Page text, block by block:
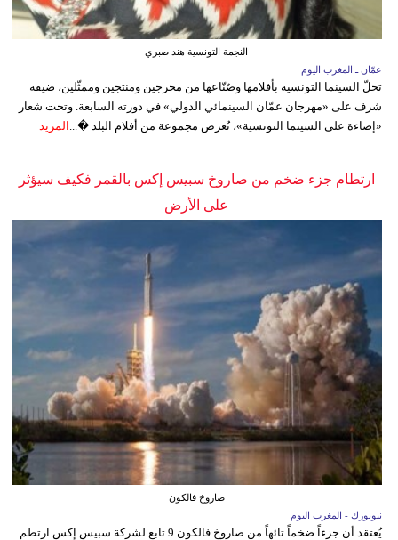
النجمة التونسية هند صبري
عمّان ـ المغرب اليوم
تحلّ السينما التونسية بأفلامها وصُنّاعها من مخرجين ومنتجين وممثّلين، ضيفة
شرف على «مهرجان عمّان السينمائي الدولي» في دورته السابعة. وتحت شعار
«إضاءة على السينما التونسية»، تُعرض مجموعة من أفلام البلد �... المزيد
ارتطام جزء ضخم من صاروخ سبيس إكس بالقمر فكيف سيؤثر
على الأرض
صاروخ فالكون
نيويورك - المغرب اليوم
يُعتقد أن جزءاً ضخماً تائهاً من صاروخ فالكون 9 تابع لشركة سبيس إكس ارتطم